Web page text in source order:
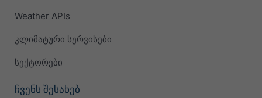
Weather APIs
კლიმატური სერვისები
სექტორები
ჩვენს შესახებ